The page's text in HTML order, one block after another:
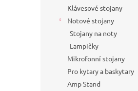
Klávesové stojany
Notové stojany
Stojany na noty
Lampičky
Mikrofonní stojany
Pro kytary a baskytary
Amp Stand